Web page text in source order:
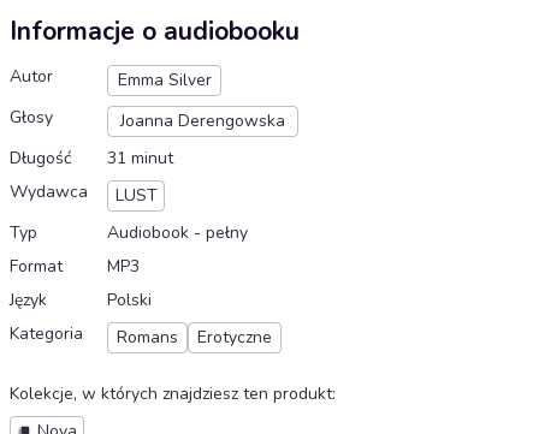
Informacje o audiobooku
Autor
Emma Silver
Głosy
Joanna Derengowska
Długość
31 minut
Wydawca
LUST
Typ
Audiobook - pełny
Format
MP3
Język
Polski
Kategoria
Romans Erotyczne
Kolekcje, w których znajdziesz ten produkt: